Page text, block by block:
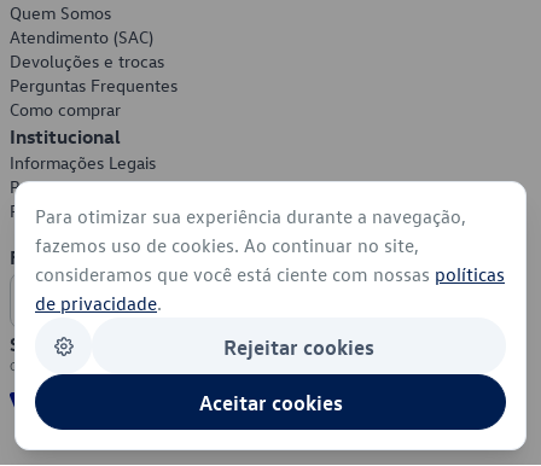
Quem Somos
Atendimento (SAC)
Devoluções e trocas
Perguntas Frequentes
Como comprar
Institucional
Informações Legais
Política de Privacidade
Política de Cookies
Formas de Pagamento
Segurança
Para otimizar sua experiência durante a navegação,
fazemos uso de cookies. Ao continuar no site,
consideramos que você está ciente com nossas políticas
de privacidade.
Rejeitar cookies
Aceitar cookies